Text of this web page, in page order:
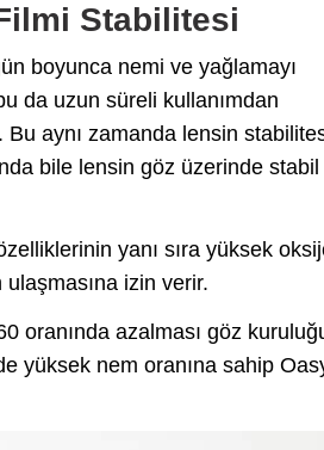
Stabilitesi
boyunca nemi ve yağlamayı
da uzun süreli kullanımdan
Bu aynı zamanda lensin
bile lensin göz üzerinde stabil
yanı sıra yüksek
izin verir.
oranında azalması göz
yüksek nem oranına sahip